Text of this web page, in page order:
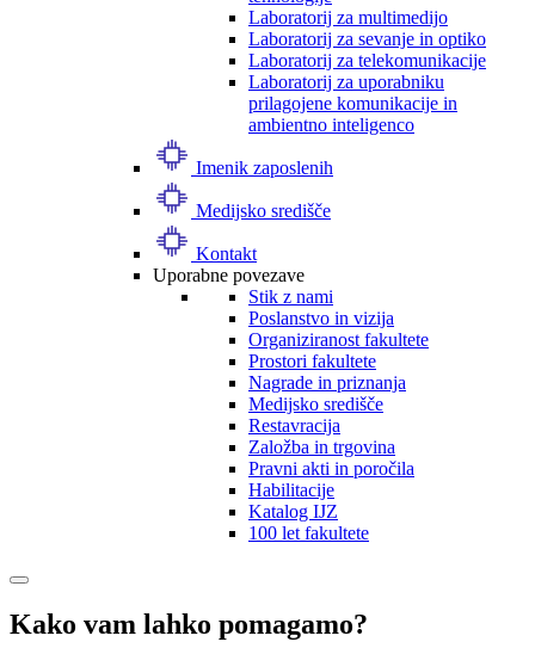
Laboratorij za multimedijo
Laboratorij za sevanje in optiko
Laboratorij za telekomunikacije
Laboratorij za uporabniku
prilagojene komunikacije in
ambientno inteligenco
Imenik zaposlenih
Medijsko središče
Kontakt
Uporabne povezave
Stik z nami
Poslanstvo in vizija
Organiziranost fakultete
Prostori fakultete
Nagrade in priznanja
Medijsko središče
Restavracija
Založba in trgovina
Pravni akti in poročila
Habilitacije
Katalog IJZ
100 let fakultete
Kako vam lahko pomagamo?